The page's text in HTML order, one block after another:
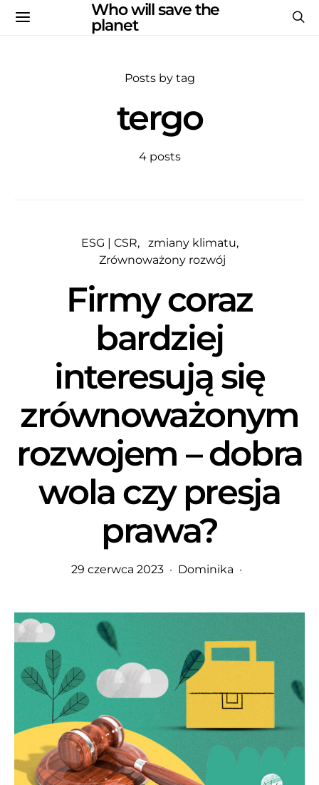
Who will save the
planet
Posts by tag
tergo
4 posts
ESG | CSR
zmiany klimatu
Zrównoważony rozwój
Firmy coraz
bardziej
interesują się
zrównoważonym
rozwojem – dobra
wola czy presja
prawa?
29 czerwca 2023 Dominika